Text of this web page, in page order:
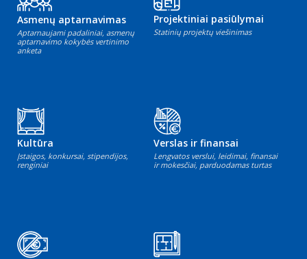
Asmenų aptarnavimas
Aptarnaujami padaliniai, asmenų
aptarnavimo kokybės vertinimo
anketa
Projektiniai pasiūlymai
Statinių projektų viešinimas
Kultūra
Įstaigos, konkursai, stipendijos,
renginiai
Verslas ir finansai
Lengvatos verslui, leidimai, finansai
ir mokesčiai, parduodamas turtas